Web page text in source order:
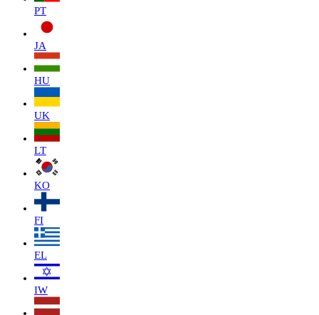
PT
JA
HU
UK
LT
KO
FI
EL
IW